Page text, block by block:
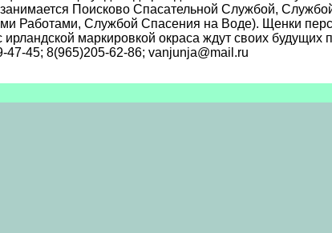
Поисково Спасательной Службой,
Работами, Службой Спасения на Воде). Щенки
ирландской маркировкой окраса ждут своих
47-45; 8(965)205-62-86; vanjunja@mail.ru